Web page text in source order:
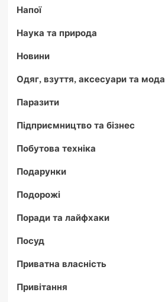
Напої
Наука та природа
Новини
Одяг, взуття, аксесуари та мода
Паразити
Підприємництво та бізнес
Побутова техніка
Подарунки
Подорожі
Поради та лайфхаки
Посуд
Приватна власність
Привітання